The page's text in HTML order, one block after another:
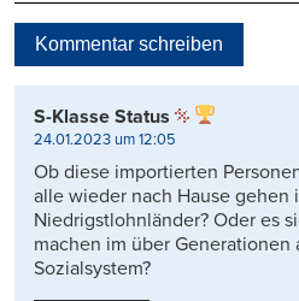
Kommentar schreiben
S-Klasse Status
24.01.2023 um 12:05
Ob diese importierten
alle wieder nach Hause gehen
Niedrigstlohnländer? Oder es
machen im über Generationen
Sozialsystem?